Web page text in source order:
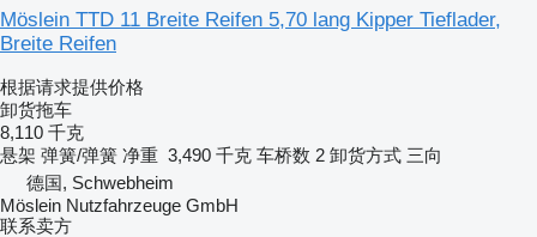
Möslein TTD 11 Breite Reifen 5,70 lang Kipper Tieflader,
Breite Reifen
根据请求提供价格
卸货拖车
8,110 千克
悬架 弹簧/弹簧 净重 3,490 千克 车桥数 2 卸货方式 三向
德国, Schwebheim
Möslein Nutzfahrzeuge GmbH
联系卖方